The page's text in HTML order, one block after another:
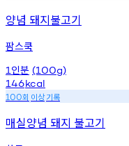
양념 돼지불고기
팜스쿡
1 인분 (100g)
146kcal
100회 이상기록
매실양념 돼지 불고기